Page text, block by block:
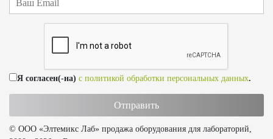
Я согласен(-на) с политикой обработки персональных данных.
© ООО «Элтемикс Лаб» продажа оборудования для лабораторий,